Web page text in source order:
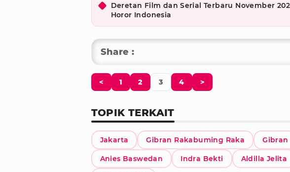
Deretan Film dan Serial Terbaru November
Horor Indonesia
Share :
< 1 2 3 4 >
TOPIK TERKAIT
Jakarta Gibran Rakabuming Raka Gibran
Anies Baswedan Indra Bekti Aldilla Jelita